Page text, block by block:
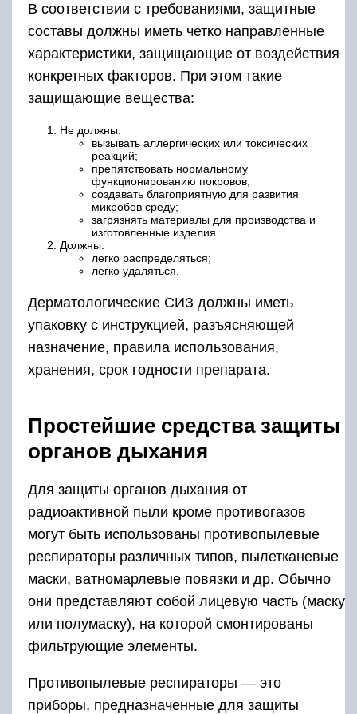
В соответствии с требованиями, защитные
составы должны иметь четко направленные
характеристики, защищающие от воздействия
конкретных факторов. При этом такие
защищающие вещества:
Не должны:
вызывать аллергических или токсических
реакций;
препятствовать нормальному
функционированию покровов;
создавать благоприятную для развития
микробов среду;
загрязнять материалы для производства и
изготовленные изделия.
Должны:
легко распределяться;
легко удаляться.
Дерматологические СИЗ должны иметь
упаковку с инструкцией, разъясняющей
назначение, правила использования,
хранения, срок годности препарата.
Простейшие средства защиты
органов дыхания
Для защиты органов дыхания от
радиоактивной пыли кроме противогазов
могут быть использованы противопылевые
респираторы различных типов, пылетканевые
маски, ватномарлевые повязки и др. Обычно
они представляют собой лицевую часть (маску
или полумаску), на которой смонтированы
фильтрующие элементы.
Противопылевые респираторы — это
приборы, предназначенные для защиты